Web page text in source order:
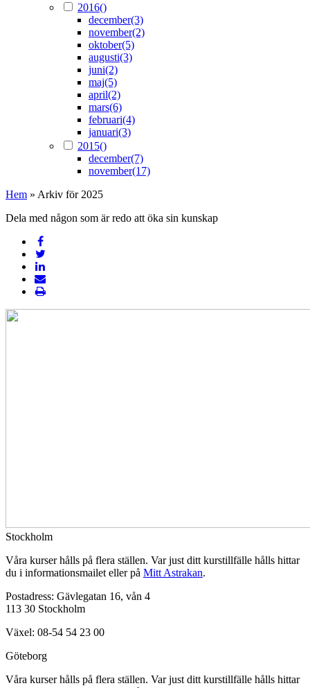
2016()
december(3)
november(2)
oktober(5)
augusti(3)
juni(2)
maj(5)
april(2)
mars(6)
februari(4)
januari(3)
2015()
december(7)
november(17)
Hem » Arkiv för 2025
Dela med någon som är redo att öka sin kunskap
Stockholm
Våra kurser hålls på flera ställen. Var just ditt kurstillfälle hålls hittar
du i informationsmailet eller på Mitt Astrakan.
Postadress: Gävlegatan 16, vån 4
113 30 Stockholm
Växel: 08-54 54 23 00
Göteborg
Våra kurser hålls på flera ställen. Var just ditt kurstillfälle hålls hittar